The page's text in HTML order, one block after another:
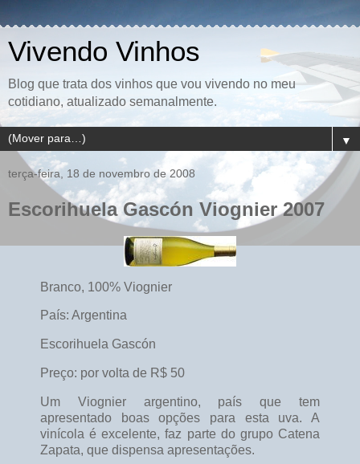
Vivendo Vinhos
Blog que trata dos vinhos que vou vivendo no meu
cotidiano, atualizado semanalmente.
▼
terça-feira, 18 de novembro de 2008
Escorihuela Gascón Viognier 2007
Branco, 100% Viognier
País: Argentina
Escorihuela Gascón
Preço: por volta de R$ 50
Um Viognier argentino, país que tem
apresentado boas opções para esta uva. A
vinícola é excelente, faz parte do grupo Catena
Zapata, que dispensa apresentações.